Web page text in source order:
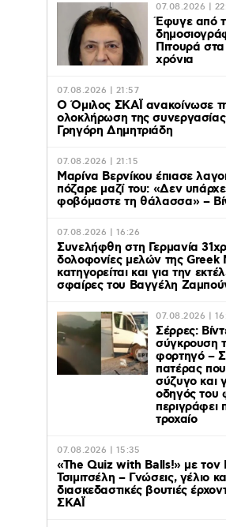
07.08.2026 |
Έφυγε από
Πιτουρά
χρόνια
07.08.2026 | 21:57
Ο Όμιλος ΣΚΑΪ ανακοίνωσε
ολοκλήρωση της
Γρηγόρη Δημητριάδη
07.08.2026 | 21:15
Μαρίνα Βερνίκου έπιασε
πόζαρε μαζί του: «Δεν
φοβόμαστε τη θάλασσα» –
07.08.2026 | 16:26
Συνελήφθη στη Γερμανία
δολοφονίες μελών της Greek
κατηγορείται και για την
σφαίρες του Βαγγέλη
07.08.2026 |
Σέρρες:
σύγκρουση
φορτηγό –
πατέρας
σύζυγο και
οδηγός του
περιγράφει
τροχαίο
07.08.2026 | 15:35
«The Quiz with Balls!» με τον
Τσιμιτσέλη – Γνώσεις, γέλιο
διασκεδαστικές βουτιές
ΣΚΑΪ